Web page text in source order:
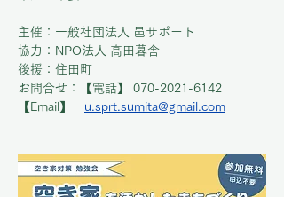
主催：一般社団法人 邑サポート
協力：NPO法人 高田暮舎
後援：住田町
お問合せ：【電話】
【Email】
u.sprt.sumita@gmail.com